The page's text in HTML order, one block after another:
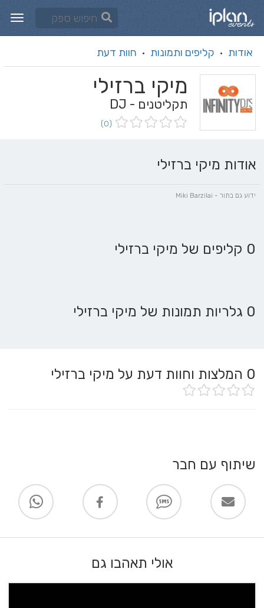
אודות · קליפים ותמונות · חוות דעת
מיקי ברזילי
תקליטנים - DJ
(0)
אודות מיקי ברזילי
ידוע גם בתור - Miki Barzilai
0 קליפים של מיקי ברזילי
0 גלריות תמונות של מיקי ברזילי
0 המלצות וחוות דעת על מיקי ברזילי
שיתוף עם חבר
אולי תאהבו גם